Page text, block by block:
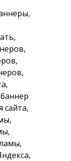
сайта,